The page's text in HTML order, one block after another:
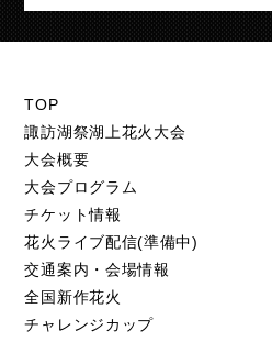
TOP
諏訪湖祭湖上花火大会
大会概要
大会プログラム
チケット情報
花火ライブ配信(準備中)
交通案内・会場情報
全国新作花火
チャレンジカップ